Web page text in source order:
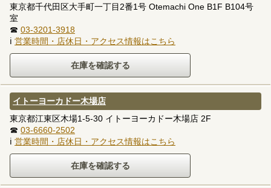
東京都千代田区大手町一丁目2番1号 Otemachi One B1F B104号
室
☎ 03-3201-3918
ℹ 営業時間・店休日・アクセス情報はこちら
イトーヨーカドー木場店
東京都江東区木場1-5-30 イトーヨーカドー木場店 2F
☎ 03-6660-2502
ℹ 営業時間・店休日・アクセス情報はこちら